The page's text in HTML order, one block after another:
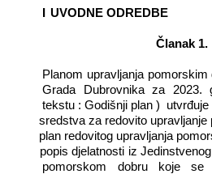
UVODNE ODREDBE
Članak 1.
Planom upravljanja pomorskim
Grada Dubrovnika za 2023.
tekstu : Godišnji plan )
utvrđuje
sredstva za redovito
plan redovitog upravljanja
popis djelatnosti iz
pomorskom dobru koje se